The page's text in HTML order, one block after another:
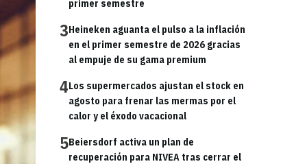
primer semestre
3Heineken aguanta el pulso a la inflación
en el primer semestre de 2026 gracias
al empuje de su gama premium
4Los supermercados ajustan el stock en
agosto para frenar las mermas por el
calor y el éxodo vacacional
5Beiersdorf activa un plan de
recuperación para NIVEA tras cerrar el